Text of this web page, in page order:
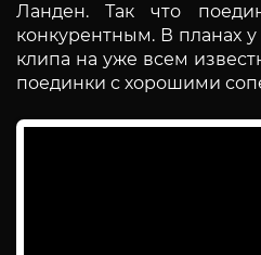
Ланден. Так что
конкурентным. В планах
клипа на уже всем
поединки с хорошими